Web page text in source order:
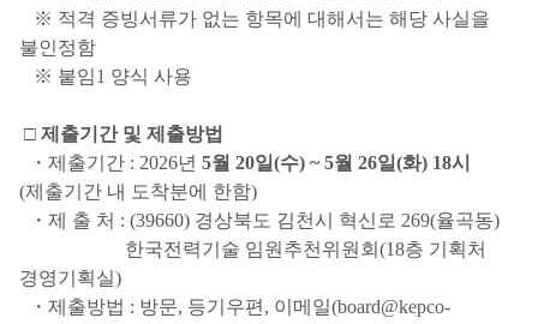
※ 적격 증빙서류가 없는 항목에 대해서는 해당 사실을
불인정함
※ 붙임1 양식 사용
□ 제출기간 및 제출방법
・제출기간 : 2026년 5월 20일(수) ~ 5월 26일(화) 18시
(제출기간 내 도착분에 한함)
・제 출 처 : (39660) 경상북도 김천시 혁신로 269(율곡동)
한국전력기술 임원추천위원회(18층 기획처
경영기획실)
・제출방법 : 방문, 등기우편, 이메일(board@kepco-